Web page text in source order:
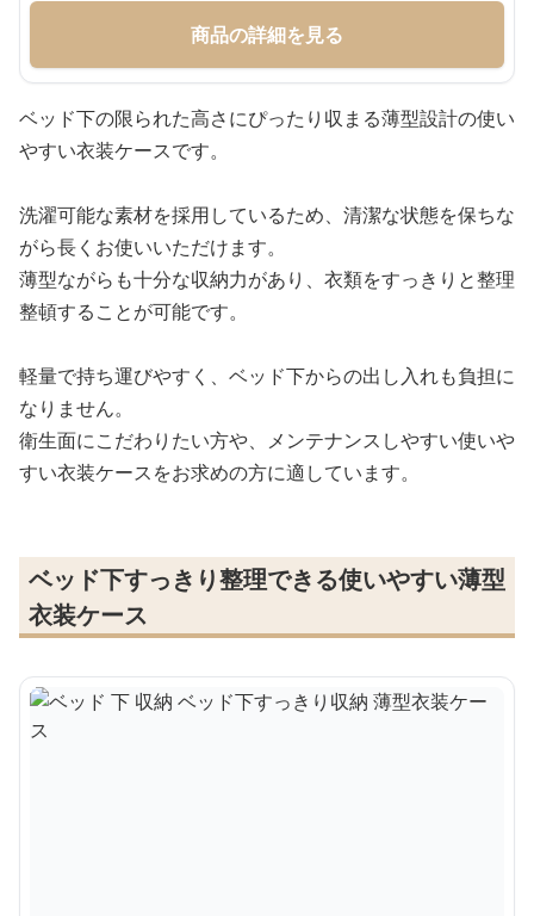
商品の詳細を見る
ベッド下の限られた高さにぴったり収まる薄型設計の使い
やすい衣装ケースです。
洗濯可能な素材を採用しているため、清潔な状態を保ちな
がら長くお使いいただけます。
薄型ながらも十分な収納力があり、衣類をすっきりと整理
整頓することが可能です。
軽量で持ち運びやすく、ベッド下からの出し入れも負担に
なりません。
衛生面にこだわりたい方や、メンテナンスしやすい使いや
すい衣装ケースをお求めの方に適しています。
ベッド下すっきり整理できる使いやすい薄型
衣装ケース